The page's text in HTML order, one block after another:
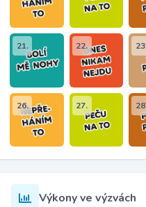
21. 22.
26. 27.
Výkony ve výzvách